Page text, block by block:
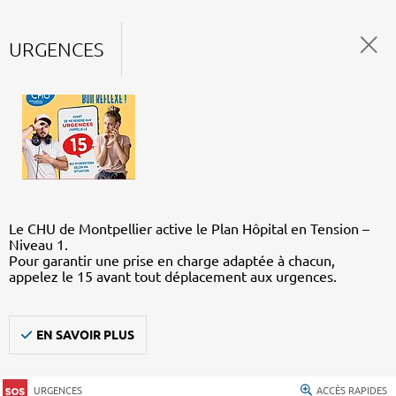
URGENCES
Le CHU de Montpellier active le Plan Hôpital en Tension –
Niveau 1.
Pour garantir une prise en charge adaptée à chacun,
appelez le 15 avant tout déplacement aux urgences.
EN SAVOIR PLUS
URGENCES ACCÈS RAPIDES